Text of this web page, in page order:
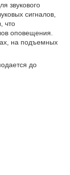
звукового
сигналов,
что
оповещения.
на подъемных
до